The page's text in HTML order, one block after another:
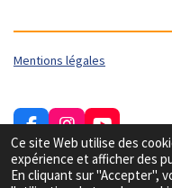
Ce site Web utilise des
expérience et afficher des
En cliquant sur "Accepter",
Mentions légales
a
c
e
n
s
t
o
u
T
© Copyright - Tous droits